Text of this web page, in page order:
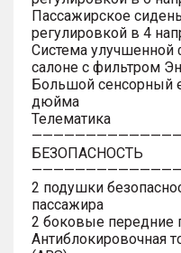
Пассажирское
регулировкой в 4
Система улучшенной
салоне с фильтром
Большой сенсорный
дюйма
Телематика
БЕЗОПАСНОСТЬ
2 подушки
пассажира
2 боковые передние
Антиблокировочная